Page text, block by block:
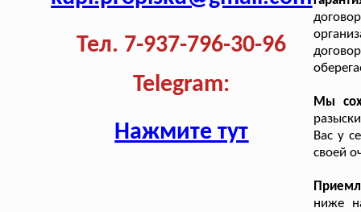
Тел. 7-937-796-30-96
Telegram:
Нажмите тут
Мы
Вас у
своей
ниже